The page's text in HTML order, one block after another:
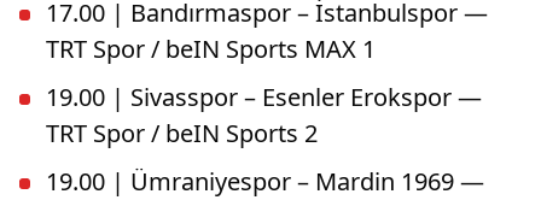
17.00 | Bandırmaspor – İstanbulspor —
TRT Spor / beIN Sports MAX 1
19.00 | Sivasspor – Esenler Erokspor —
TRT Spor / beIN Sports 2
19.00 | Ümraniyespor – Mardin 1969 —